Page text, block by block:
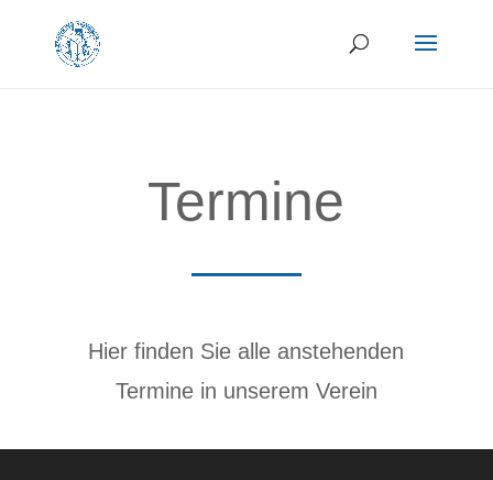
Termine
Hier finden Sie alle anstehenden
Termine in unserem Verein